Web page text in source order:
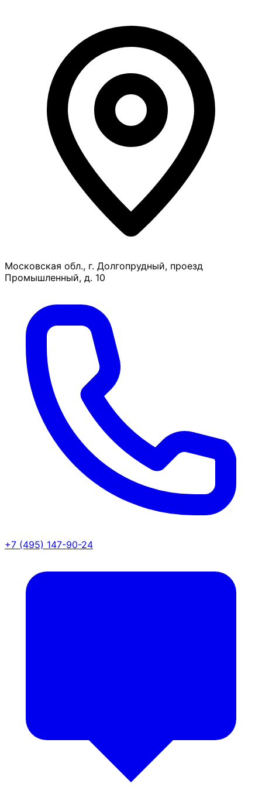
Московская обл., г. Долгопрудный, проезд
Промышленный, д. 10
+7 (495) 147-90-24